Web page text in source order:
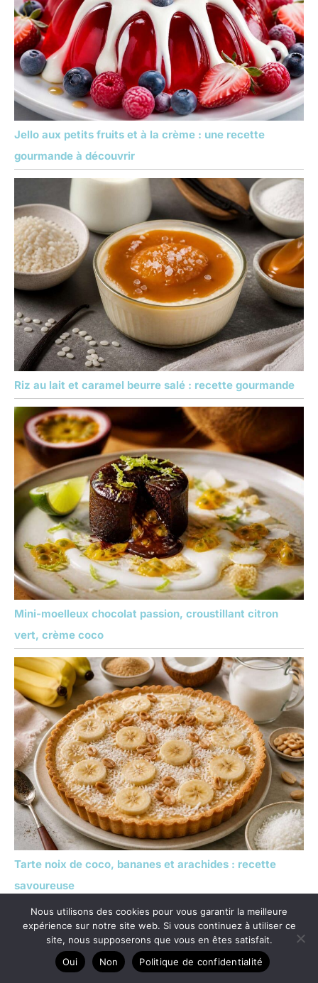
Jello aux petits fruits et à la crème : une recette
gourmande à découvrir
Riz au lait et caramel beurre salé : recette gourmande
Mini-moelleux chocolat passion, croustillant citron
vert, crème coco
Tarte noix de coco, bananes et arachides : recette
savoureuse
Copyright © 2026 Make me a cake
A propos
Nous utilisons des cookies pour vous garantir la meilleure
expérience sur notre site web. Si vous continuez à utiliser ce
site, nous supposerons que vous en êtes satisfait.
Oui
Non Politique de confidentialité